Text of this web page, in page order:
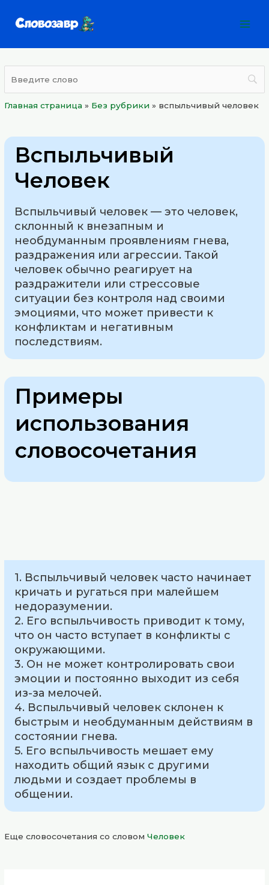
Главная страница » Без рубрики » вспыльчивый человек
Вспыльчивый
Человек
Вспыльчивый человек — это человек,
склонный к внезапным и
необдуманным проявлениям гнева,
раздражения или агрессии. Такой
человек обычно реагирует на
раздражители или стрессовые
ситуации без контроля над своими
эмоциями, что может привести к
конфликтам и негативным
последствиям.
Примеры
использования
словосочетания
1. Вспыльчивый человек часто начинает
кричать и ругаться при малейшем
недоразумении.
2. Его вспыльчивость приводит к тому,
что он часто вступает в конфликты с
окружающими.
3. Он не может контролировать свои
эмоции и постоянно выходит из себя
из-за мелочей.
4. Вспыльчивый человек склонен к
быстрым и необдуманным действиям в
состоянии гнева.
5. Его вспыльчивость мешает ему
находить общий язык с другими
людьми и создает проблемы в
общении.
Еще словосочетания со словомЧеловек